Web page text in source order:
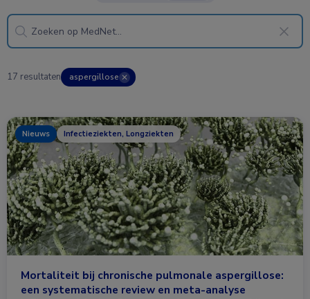
17 resultaten aspergillose ✕
Nieuws Infectieziekten, Longziekten
Mortaliteit bij chronische pulmonale aspergillose:
een systematische review en meta-analyse